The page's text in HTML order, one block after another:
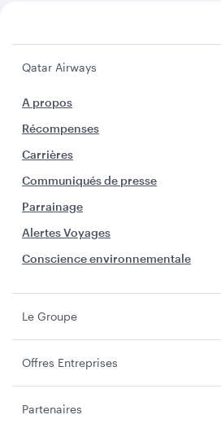
Qatar Airways
A propos
Récompenses
Carrières
Communiqués de presse
Parrainage
Alertes Voyages
Conscience environnementale
Le Groupe
Offres Entreprises
Partenaires